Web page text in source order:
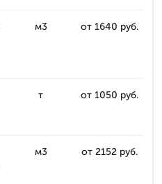
м3 от 1640 руб.
т от 1050 руб.
м3 от 2152 руб.